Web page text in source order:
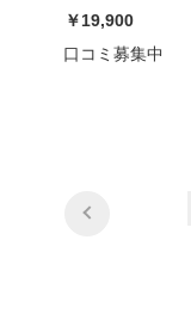
￥19,900
口コミ募集中